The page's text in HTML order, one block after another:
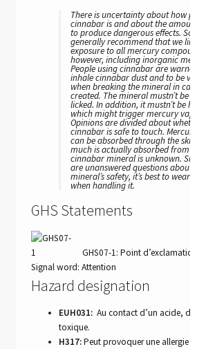
There is uncertainty about how
cinnabar is and about the amount
to produce dangerous effects.
generally recommend that we limit
exposure to all mercury
however, including inorganic
People using cinnabar are warned
inhale cinnabar dust and to be very
when breaking the mineral in case
created. The mineral mustn’t be
licked. In addition, it mustn’t be
which might trigger mercury vapor
Opinions are divided about whether
cinnabar is safe to touch. Mercury
can be absorbed through the skin,
much is actually absorbed from a
cinnabar mineral is unknown. Since
are unanswered questions about the
mineral’s safety, it’s best to wear
when handling it.
GHS Statements
GHS07-1: Point d’exclamation
Signal word: Attention
Hazard designation
EUH031: Au contact d’un acide,
toxique.
H317:Peut provoquer une allergie